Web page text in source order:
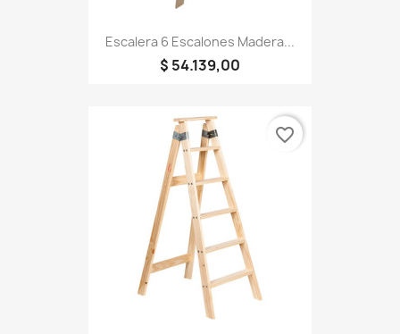
Escalera 6 Escalones Madera...
$ 54.139,00
favorite_border